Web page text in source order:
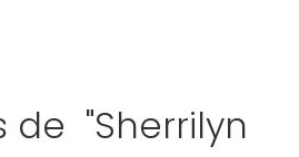
de "Sherrilyn